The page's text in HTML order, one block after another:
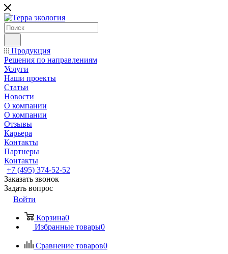
Продукция
Решения по направлениям
Услуги
Наши проекты
Статьи
Новости
О компании
О компании
Отзывы
Карьера
Контакты
Партнеры
Контакты
+7 (495) 374-52-52
Заказать звонок
Задать вопрос
Войти
Корзина0
Избранные товары0
Сравнение товаров0